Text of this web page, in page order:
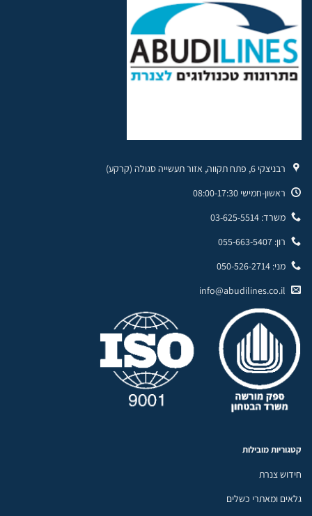
רבניצקי 6, פתח תקווה, אזור תעשייה סגולה (קרקע)
ראשון-חמישי 08:00-17:30
משרד: 03-625-5514
רון: 055-663-5407
מני: 050-526-2714
info@abudilines.co.il
קטגוריות מובילות
חידוש צנרת
גלאים ומאתרי כשלים